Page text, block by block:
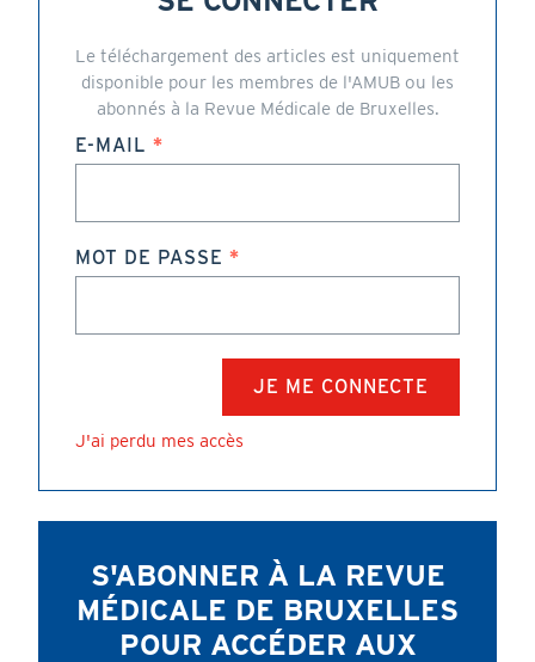
Le téléchargement des articles est uniquement
disponible pour les membres de l'AMUB ou les
abonnés à la Revue Médicale de Bruxelles.
E-MAIL
MOT DE PASSE
J'ai perdu mes accès
S'ABONNER À LA REVUE
MÉDICALE DE BRUXELLES
POUR ACCÉDER AUX